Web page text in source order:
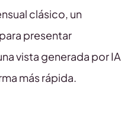
clásico, un
presentar
vista generada por IA
más rápida.